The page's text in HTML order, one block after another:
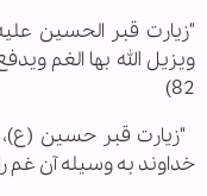
"زیارت قبر الحسين
ویزیل الله بها الغم
82)
"زیارت قبر حسین
خداوند به وسیله آن غم